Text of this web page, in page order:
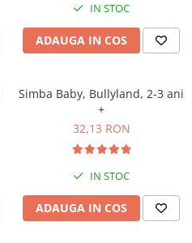
IN STOC
ADAUGA IN COS
Simba Baby, Bullyland, 2-3 ani
+
32,13 RON
IN STOC
ADAUGA IN COS